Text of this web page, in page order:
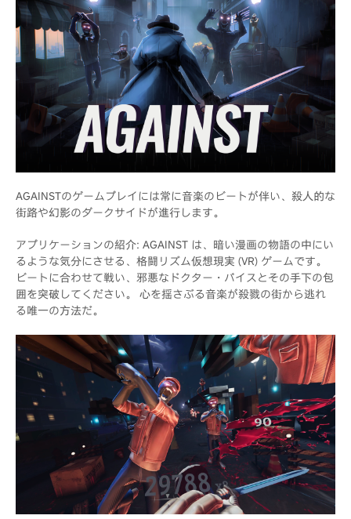
AGAINSTのゲームプレイには常に音楽のビートが伴い、殺人的な
街路や幻影のダークサイドが進行します。
アプリケーションの紹介: AGAINST は、暗い漫画の物語の中にい
るような気分にさせる、格闘リズム仮想現実 (VR) ゲームです。
ビートに合わせて戦い、邪悪なドクター・バイスとその手下の包
囲を突破してください。 心を揺さぶる音楽が殺戮の街から逃れ
る唯一の方法だ。